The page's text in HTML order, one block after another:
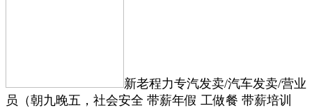
新老程力专汽发卖/汽车发卖/营业
员（朝九晚五，社会安全 带薪年假 工做餐 带薪培训